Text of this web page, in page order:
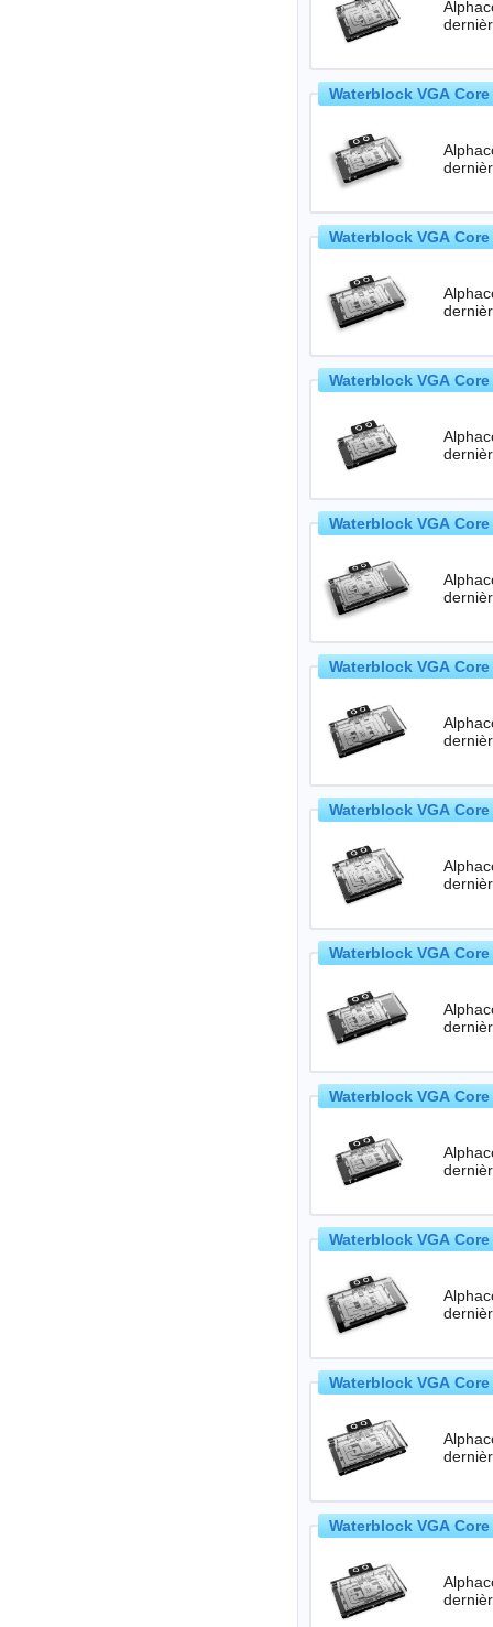
Waterblock VGA
Waterblock VGA
Waterblock VGA
Waterblock VGA
Waterblock VGA
Waterblock VGA
Waterblock VGA
Waterblock VGA
Waterblock VGA
Waterblock VGA
Waterblock VGA